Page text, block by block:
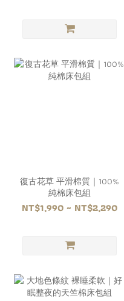
復古花草 平滑棉質｜100%
純棉床包組
NT$1,990 ~ NT$2,290